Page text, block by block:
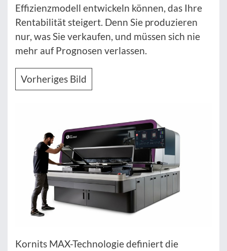
Effizienzmodell entwickeln können, das Ihre
Rentabilität steigert. Denn Sie produzieren
nur, was Sie verkaufen, und müssen sich nie
mehr auf Prognosen verlassen.
Vorheriges Bild
Kornits MAX-Technologie definiert die